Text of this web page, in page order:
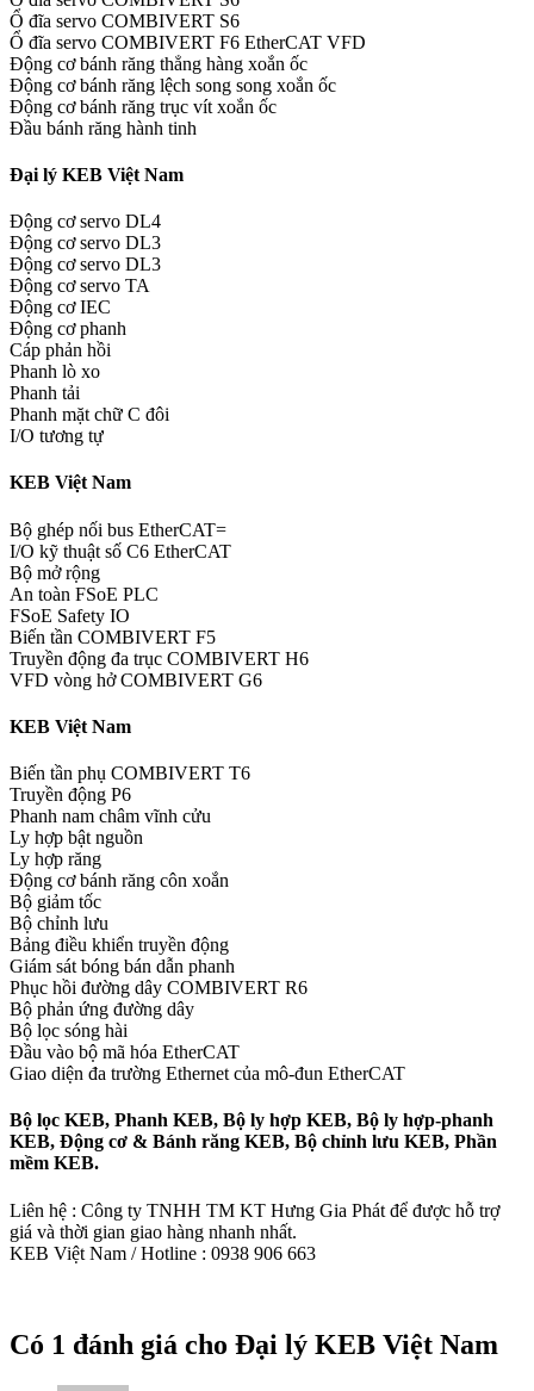
Ổ đĩa servo COMBIVERT S6
Ổ đĩa servo COMBIVERT F6 EtherCAT VFD
Động cơ bánh răng thẳng hàng xoắn ốc
Động cơ bánh răng lệch song song xoắn ốc
Động cơ bánh răng trục vít xoắn ốc
Đầu bánh răng hành tinh
Đại lý KEB Việt Nam
Động cơ servo DL4
Động cơ servo DL3
Động cơ servo DL3
Động cơ servo TA
Động cơ IEC
Động cơ phanh
Cáp phản hồi
Phanh lò xo
Phanh tải
Phanh mặt chữ C đôi
I/O tương tự
KEB Việt Nam
Bộ ghép nối bus EtherCAT=
I/O kỹ thuật số C6 EtherCAT
Bộ mở rộng
An toàn FSoE PLC
FSoE Safety IO
Biến tần COMBIVERT F5
Truyền động đa trục COMBIVERT H6
VFD vòng hở COMBIVERT G6
KEB Việt Nam
Biến tần phụ COMBIVERT T6
Truyền động P6
Phanh nam châm vĩnh cửu
Ly hợp bật nguồn
Ly hợp răng
Động cơ bánh răng côn xoắn
Bộ giảm tốc
Bộ chỉnh lưu
Bảng điều khiển truyền động
Giám sát bóng bán dẫn phanh
Phục hồi đường dây COMBIVERT R6
Bộ phản ứng đường dây
Bộ lọc sóng hài
Đầu vào bộ mã hóa EtherCAT
Giao diện đa trường Ethernet của mô-đun EtherCAT
Bộ lọc KEB, Phanh KEB, Bộ ly hợp KEB, Bộ ly hợp-phanh
KEB, Động cơ & Bánh răng KEB, Bộ chỉnh lưu KEB, Phần
mềm KEB.
Liên hệ : Công ty TNHH TM KT Hưng Gia Phát để được hỗ trợ
giá và thời gian giao hàng nhanh nhất.
KEB Việt Nam / Hotline : 0938 906 663
Có 1 đánh giá cho Đại lý KEB Việt Nam